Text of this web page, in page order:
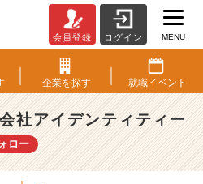
会員登録 ログイン MENU
企業を探す 就職イベント
社アイデンティティー
ロー